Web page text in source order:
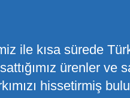
ile kısa sürede
ürenler ve
hissetirmiş